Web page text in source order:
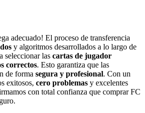
adecuado! El proceso de transferencia
y algoritmos desarrollados a lo largo de
seleccionar las cartas de jugador
correctos. Esto garantiza que las
de forma segura y profesional. Con un
exitosos, cero problemas y excelentes
con total confianza que comprar FC